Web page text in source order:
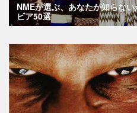
NMEが選ぶ、あなたが知らな
ビア50選